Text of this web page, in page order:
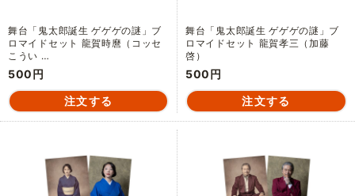
舞台「鬼太郎誕生 ゲゲゲの謎」ブ
ロマイドセット 龍賀時麿（コッセ
こうい …
500円
舞台「鬼太郎誕生 ゲゲゲの謎」ブ
ロマイドセット 龍賀孝三（加藤
啓）
500円